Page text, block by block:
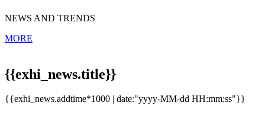
NEWS AND TRENDS
MORE
{{exhi_news.title}}
{{exhi_news.addtime*1000 | date:"yyyy-MM-dd HH:mm:ss"}}